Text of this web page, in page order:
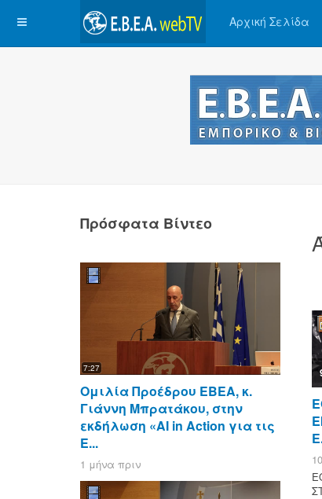
Αρχική Σελίδα
Πρόσφατα Βίντεο
7:27
Ομιλία Προέδρου ΕΒΕΑ, κ.
Γιάννη Μπρατάκου, στην
εκδήλωση «AI in Action για τις
Ε...
1 μήνα πριν